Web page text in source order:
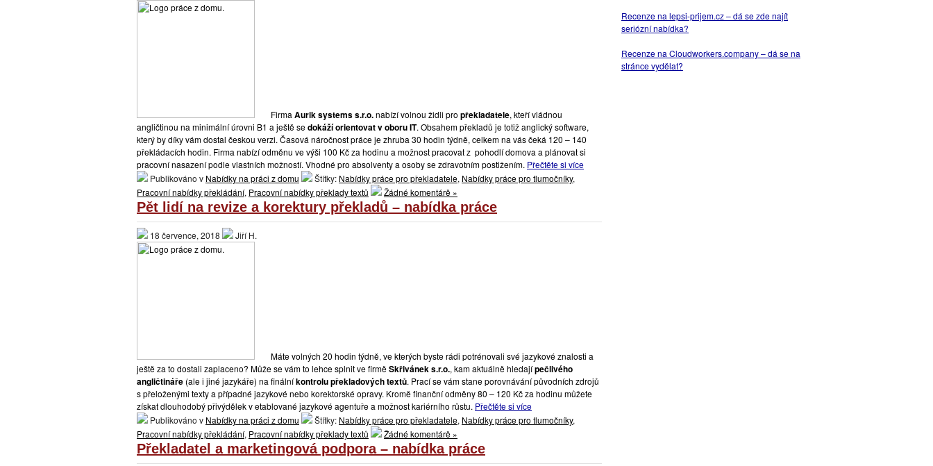
Firma Aurik systems s.r.o.nabízí volnou židli pro překladatele, kteří vládnou
angličtinou na minimální úrovni B1 a ještě sedokáží orientovat v oboru IT. Obsahem překladů je totiž anglický software,
který by díky vám dostal českou verzi. Časová náročnost práce je zhruba 30 hodin týdně, celkem na vás čeká 120 – 140
překládacích hodin. Firma nabízí odměnu ve výši 100 Kč za hodinu a možnost pracovat z pohodlí domova a plánovat si
pracovní nasazení podle vlastních možností. Vhodné pro absolventy a osoby se zdravotním postižením. Přečtěte si více
Publikováno v Nabídky na práci z domu Štítky: Nabídky práce pro překladatele, Nabídky práce pro tlumočníky,
Pracovní nabídky překládání, Pracovní nabídky překlady textů Žádné komentárě »
Pět lidí na revize a korektury překladů – nabídka práce
18 července, 2018 Jiří H.
Máte volných 20 hodin týdně, ve kterých byste rádi potrénovali své jazykové znalosti a
ještě za to dostali zaplaceno? Může se vám to lehce splnit ve firměSkřivánek s.r.o., kam aktuálně hledajípečlivého
angličtináře (ale i jiné jazykáře) na finálníkontrolu překladových textů. Prací se vám stane porovnávání původních zdrojů
s přeloženými texty a případné jazykové nebo korektorské opravy. Kromě finanční odměny 80 – 120 Kč za hodinu můžete
získat dlouhodobý přivýdělek v etablované jazykové agentuře a možnost kariérního růstu. Přečtěte si více
Publikováno v Nabídky na práci z domu Štítky: Nabídky práce pro překladatele, Nabídky práce pro tlumočníky,
Pracovní nabídky překládání, Pracovní nabídky překlady textů Žádné komentárě »
Překladatel a marketingová podpora – nabídka práce
Recenze na lepsi-prijem.cz – dá se zde najít
seriózní nabídka?
Recenze na Cloudworkers.company – dá se na
stránce vydělat?